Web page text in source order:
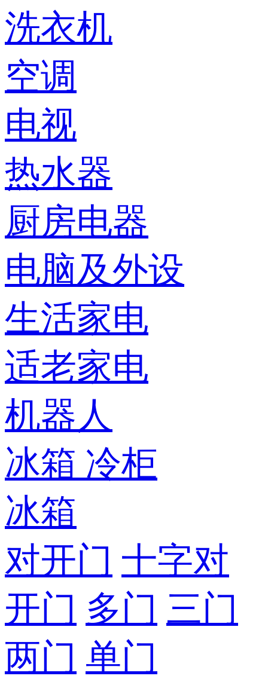
洗衣机
空调
电视
热水器
厨房电器
电脑及外设
生活家电
适老家电
机器人
冰箱 冷柜
冰箱
对开门 十字对
开门 多门 三门
两门 单门